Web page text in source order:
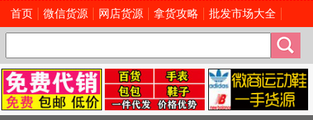
首页 微信货源 网店货源 拿货攻略 批发市场大全